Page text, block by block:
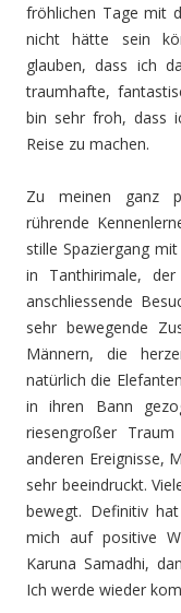
fröhlichen Tage mit
nicht hätte sein
glauben, dass ich
traumhafte,
bin sehr froh, dass
Reise zu machen.
Zu meinen ganz
rührende
stille Spaziergang
in Tanthirimale,
anschliessende
sehr bewegende
Männern, die
natürlich die
in ihren Bann
riesengroßer
anderen Ereignisse,
sehr beeindruckt.
bewegt. Definitiv
mich auf positive
Karuna Samadhi,
Ich werde wieder